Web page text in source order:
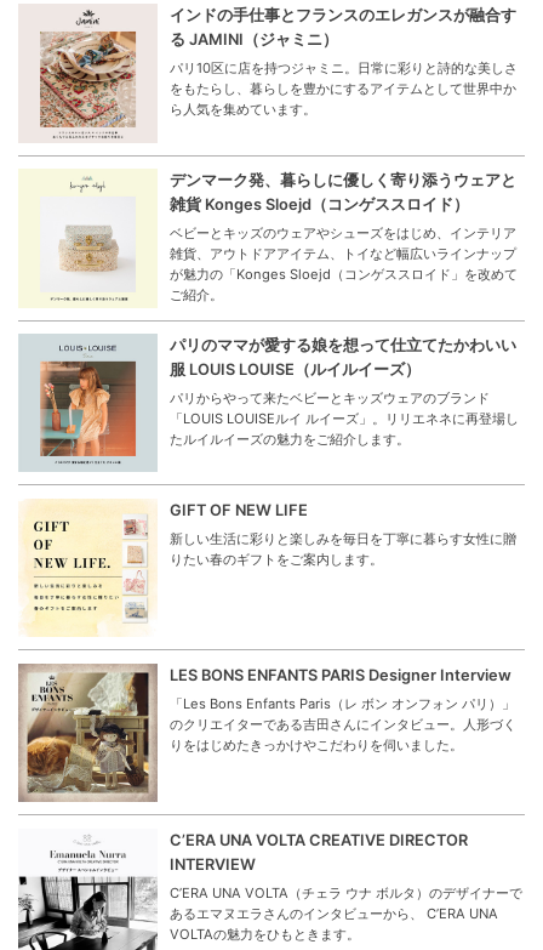
インドの手仕事とフランスのエレガンスが融合す
る JAMINI（ジャミニ）
パリ10区に店を持つジャミニ。日常に彩りと詩的な美しさ
をもたらし、暮らしを豊かにするアイテムとして世界中か
ら人気を集めています。
デンマーク発、暮らしに優しく寄り添うウェアと
雑貨 Konges Sloejd（コンゲススロイド）
ベビーとキッズのウェアやシューズをはじめ、インテリア
雑貨、アウトドアアイテム、トイなど幅広いラインナップ
が魅力の「Konges Sloejd（コンゲススロイド」を改めて
ご紹介。
パリのママが愛する娘を想って仕立てたかわいい
服 LOUIS LOUISE（ルイルイーズ）
パリからやって来たベビーとキッズウェアのブランド
「LOUIS LOUISEルイ ルイーズ」。リリエネネに再登場し
たルイルイーズの魅力をご紹介します。
GIFT OF NEW LIFE
新しい生活に彩りと楽しみを毎日を丁寧に暮らす女性に贈
りたい春のギフトをご案内します。
LES BONS ENFANTS PARIS Designer Interview
「Les Bons Enfants Paris（レ ボン オンフォン パリ）」
のクリエイターである吉田さんにインタビュー。人形づく
りをはじめたきっかけやこだわりを伺いました。
C’ERA UNA VOLTA CREATIVE DIRECTOR
INTERVIEW
C’ERA UNA VOLTA（チェラ ウナ ボルタ）のデザイナーで
あるエマヌエラさんのインタビューから、 C’ERA UNA
VOLTAの魅力をひもときます。